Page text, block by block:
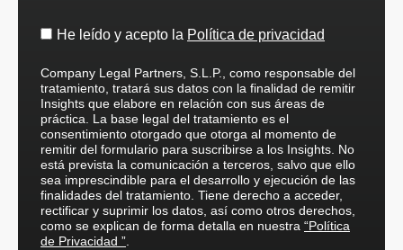
He leído y acepto la Política de privacidad
Company Legal Partners, S.L.P., como responsable del
tratamiento, tratará sus datos con la finalidad de remitir
Insights que elabore en relación con sus áreas de
práctica. La base legal del tratamiento es el
consentimiento otorgado que otorga al momento de
remitir del formulario para suscribirse a los Insights. No
está prevista la comunicación a terceros, salvo que ello
sea imprescindible para el desarrollo y ejecución de las
finalidades del tratamiento. Tiene derecho a acceder,
rectificar y suprimir los datos, así como otros derechos,
como se explican de forma detalla en nuestra “Política
de Privacidad ”.